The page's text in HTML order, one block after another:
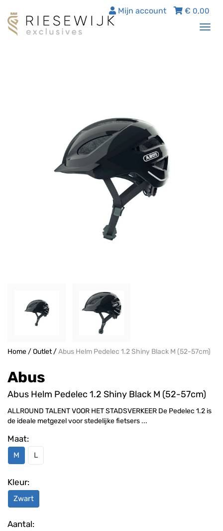
€ 0,00
Mijn account
Home/Outlet/Abus Helm Pedelec 1.2 Shiny Black M (52-57cm)
Abus
Abus Helm Pedelec 1.2 Shiny Black M (52-57cm)
ALLROUND TALENT VOOR HET STADSVERKEER De Pedelec 1.2 is
de ideale metgezel voor stedelijke fietsers ...
Maat:
M L
Kleur:
Zwart
Aantal: